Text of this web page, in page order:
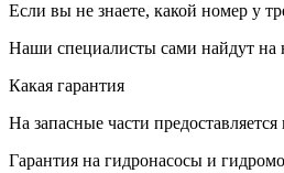
Если вы не знаете, какой номер у
Наши специалисты сами найдут
Какая гарантия
На запасные части предоставляется
Гарантия на гидронасосы и